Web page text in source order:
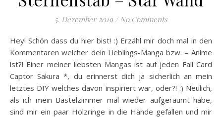
5. Dezember 2019 / No Comments
Hey! Schön dass du hier bist! :) Erzähl mir doch mal in den
Kommentaren welcher dein Lieblings-Manga bzw. – Anime
ist?! Einer meiner liebsten Mangas ist auf jeden Fall Card
Captor Sakura *, du erinnerst dich ja sicherlich an mein
letztes DIY welches davon inspiriert war, oder?! :) Neulich,
als ich mein Bastelzimmer mal wieder aufgeräumt habe,
sind mir ein paar Holzringe in die Hände gefallen und mir